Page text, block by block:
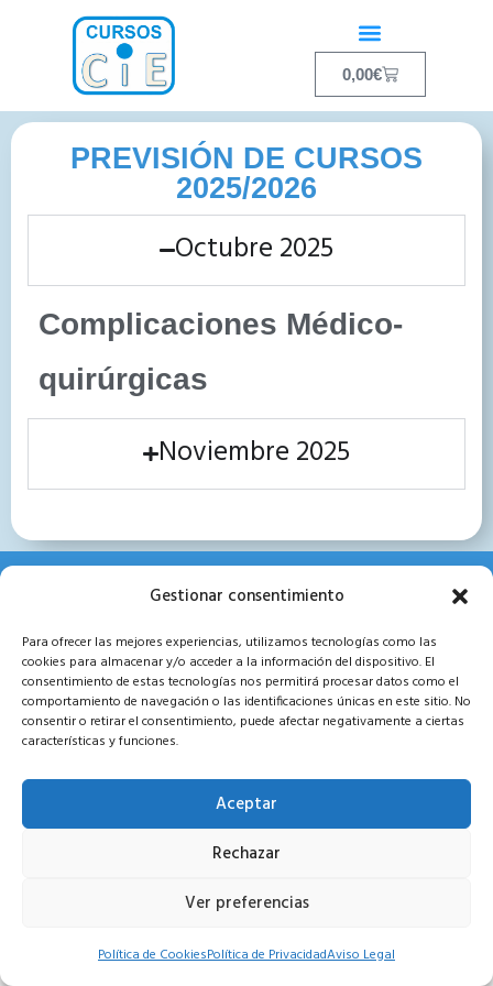
Gestionar consentimiento
Para ofrecer las mejores experiencias, utilizamos tecnologías como las
cookies para almacenar y/o acceder a la información del dispositivo. El
consentimiento de estas tecnologías nos permitirá procesar datos como el
comportamiento de navegación o las identificaciones únicas en este sitio. No
consentir o retirar el consentimiento, puede afectar negativamente a ciertas
características y funciones.
Aceptar
Rechazar
Ver preferencias
Política de CookiesPolítica de PrivacidadAviso Legal
0,00€
PREVISIÓN DE CURSOS
2025/2026
Octubre 2025
Complicaciones Médico-
quirúrgicas
Noviembre 2025
Porque creemos en la codificación
Política de Privacidad
Términos y Condiciones